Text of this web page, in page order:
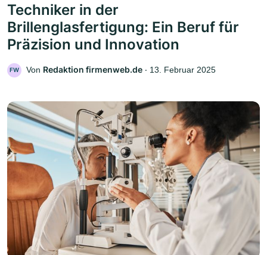
Techniker in der
Brillenglasfertigung: Ein Beruf für
Präzision und Innovation
FW Von Redaktion firmenweb.de ‧ 13. Februar 2025